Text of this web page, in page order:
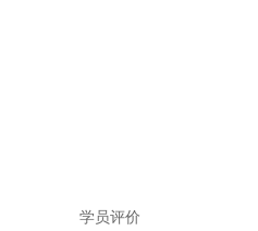
学员评价